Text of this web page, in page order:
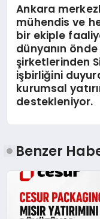
Ankara
mühendis ve
bir ekiple
dünyanın
şirketlerinden
işbirliğini
kurumsal
destekleniyor.
Benzer